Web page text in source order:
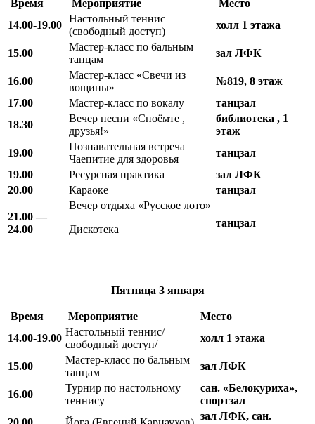
Время Мероприятие
Место
14.00-19.00
Настольный теннис
(свободный доступ)
холл 1 этажа
15.00
Мастер-класс по бальным
танцам
зал ЛФК
16.00
Мастер-класс «Свечи из
вощины»
№819, 8 этаж
17.00
Мастер-класс по вокалу
танцзал
18.30
Вечер песни «Споёмте ,
друзья!»
библиотека , 1
этаж
19.00
Познавательная встреча
Чаепитие для здоровья
танцзал
19.00
Ресурсная практика
зал ЛФК
20.00
Караоке танцзал
21.00 —
24.00
Вечер отдыха «Русское лото»
Дискотека
танцзал
Пятница 3 января
Время Мероприятие
Место
14.00-19.00
Настольный теннис/
свободный доступ/
холл 1 этажа
15.00
Мастер-класс по бальным
танцам
зал ЛФК
16.00
Турнир по настольному
теннису
сан. «Белокуриха»,
спортзал
зал ЛФК, сан.